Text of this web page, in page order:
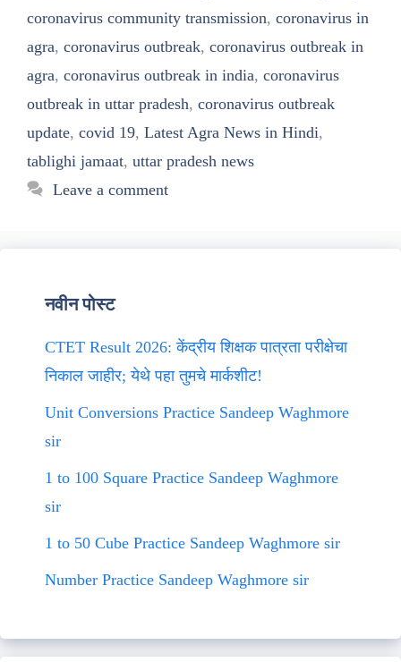
coronavirus community transmission, coronavirus in
agra, coronavirus outbreak, coronavirus outbreak in
agra, coronavirus outbreak in india, coronavirus
outbreak in uttar pradesh, coronavirus outbreak
update, covid 19, Latest Agra News in Hindi,
tablighi jamaat, uttar pradesh news
Leave a comment
नवीन पोस्ट
CTET Result 2026: केंद्रीय शिक्षक पात्रता परीक्षेचा
निकाल जाहीर; येथे पहा तुमचे मार्कशीट!
Unit Conversions Practice Sandeep Waghmore
sir
1 to 100 Square Practice Sandeep Waghmore
sir
1 to 50 Cube Practice Sandeep Waghmore sir
Number Practice Sandeep Waghmore sir